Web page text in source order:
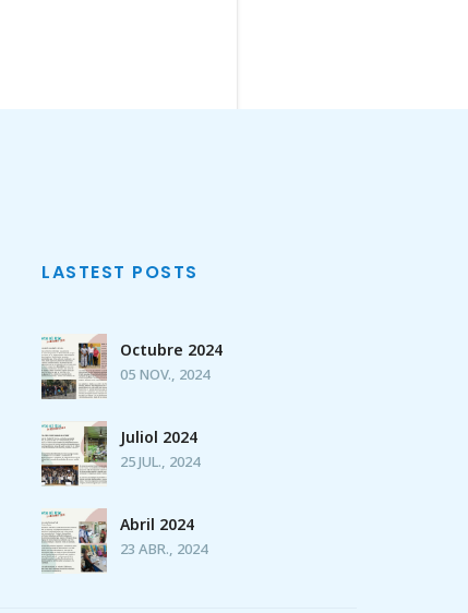
LASTEST POSTS
Octubre 2024
05 NOV., 2024
Juliol 2024
25 JUL., 2024
Abril 2024
23 ABR., 2024